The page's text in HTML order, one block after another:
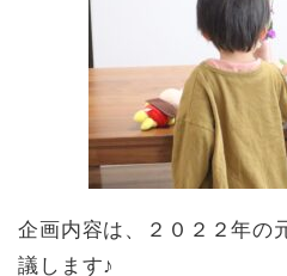
企画内容は、２０２２年の
議します♪